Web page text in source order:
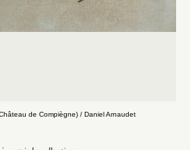
de Compiègne) / Daniel Arnaudet